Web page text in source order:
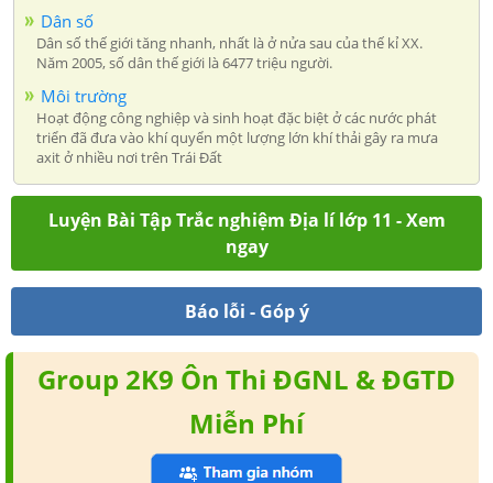
Dân số
Dân số thế giới tăng nhanh, nhất là ở nửa sau của thế kỉ XX.
Năm 2005, số dân thế giới là 6477 triệu người.
Môi trường
Hoạt động công nghiệp và sinh hoạt đặc biệt ở các nước phát
triển đã đưa vào khí quyển một lượng lớn khí thải gây ra mưa
axit ở nhiều nơi trên Trái Đất
Luyện Bài Tập Trắc nghiệm Địa lí lớp 11 - Xem
ngay
Báo lỗi - Góp ý
Group 2K9 Ôn Thi ĐGNL & ĐGTD
Miễn Phí